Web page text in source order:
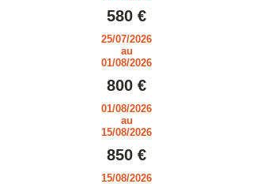
580 €
25/07/2026
au
01/08/2026
800 €
01/08/2026
au
15/08/2026
850 €
15/08/2026